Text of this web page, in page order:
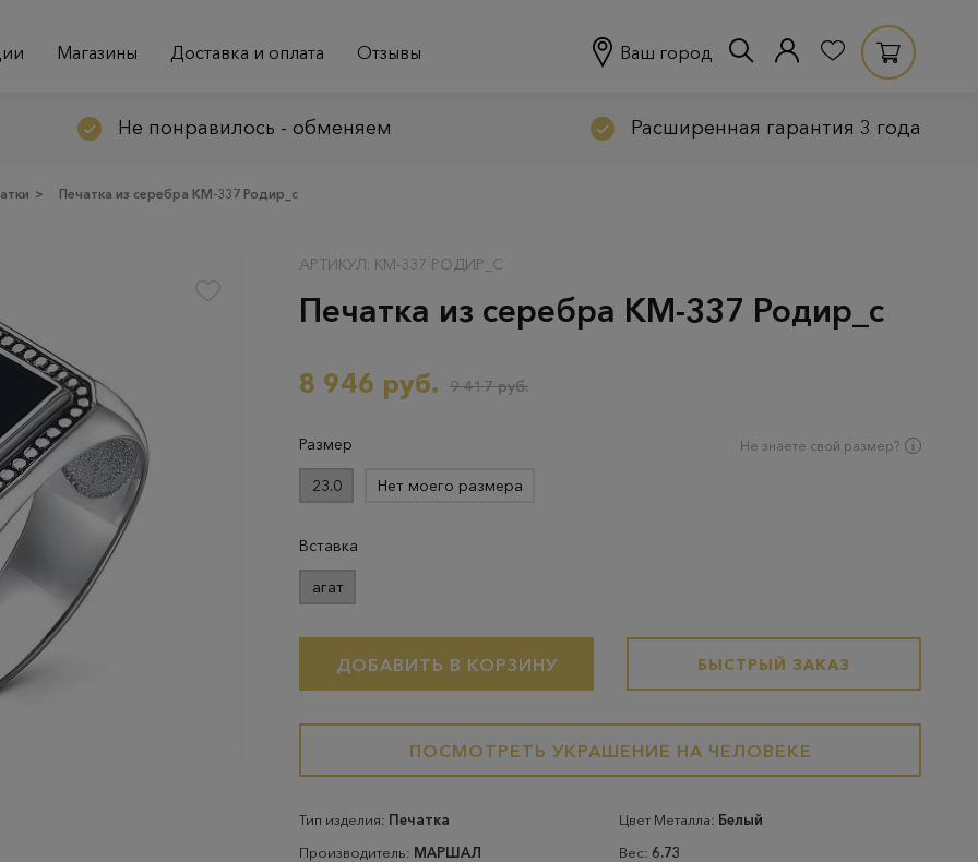
Магазины Доставка и оплата Отзывы Ваш город
Не понравилось - обменяем Расширенная гарантия 3 года
> Печатка из серебра КМ-337 Родир_с
АРТИКУЛ: КМ-337 РОДИР_С
Печатка из серебра КМ-337 Родир_с
8 946 руб. 9 417 руб.
Размер Не знаете свой размер?
23.0 Нет моего размера
Вставка
агат
ДОБАВИТЬ В КОРЗИНУ БЫСТРЫЙ ЗАКАЗ
ПОСМОТРЕТЬ УКРАШЕНИЕ НА ЧЕЛОВЕКЕ
Тип изделия: Печатка
Производитель: МАРШАЛ
Цвет Металла: Белый
Вес: 6.73